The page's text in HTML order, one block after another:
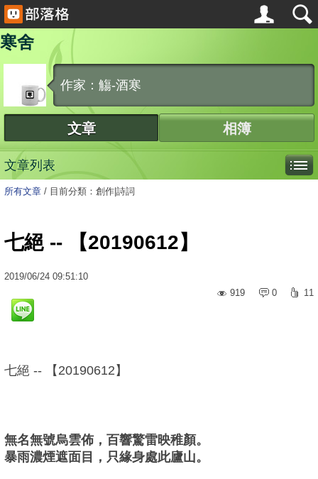
寒舍
作家：觴-酒寒
文章 相簿
文章列表
所有文章 / 目前分類：創作|詩詞
七絕 -- 【20190612】
2019/06/24 09:51:10
919
0 11
七絕 -- 【20190612】
無名無號烏雲佈，百響驚雷映稚顏。
暴雨濃煙遮面目，只緣身處此廬山。